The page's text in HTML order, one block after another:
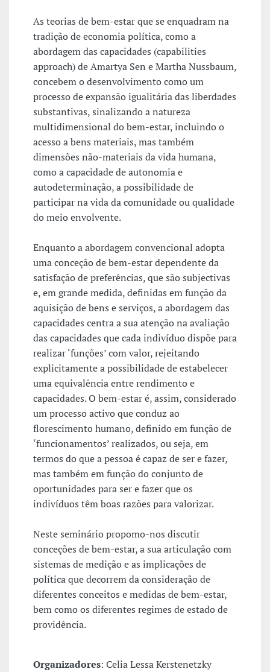
As teorias de bem-estar que se enquadram na
tradição de economia política, como a
abordagem das capacidades (capabilities
approach) de Amartya Sen e Martha Nussbaum,
concebem o desenvolvimento como um
processo de expansão igualitária das liberdades
substantivas, sinalizando a natureza
multidimensional do bem-estar, incluindo o
acesso a bens materiais, mas também
dimensões não-materiais da vida humana,
como a capacidade de autonomia e
autodeterminação, a possibilidade de
participar na vida da comunidade ou qualidade
do meio envolvente.
Enquanto a abordagem convencional adopta
uma conceção de bem-estar dependente da
satisfação de preferências, que são subjectivas
e, em grande medida, definidas em função da
aquisição de bens e serviços, a abordagem das
capacidades centra a sua atenção na avaliação
das capacidades que cada indivíduo dispõe para
realizar ‘funções’ com valor, rejeitando
explicitamente a possibilidade de estabelecer
uma equivalência entre rendimento e
capacidades. O bem-estar é, assim, considerado
um processo activo que conduz ao
florescimento humano, definido em função de
‘funcionamentos’ realizados, ou seja, em
termos do que a pessoa é capaz de ser e fazer,
mas também em função do conjunto de
oportunidades para ser e fazer que os
indivíduos têm boas razões para valorizar.
Neste seminário propomo-nos discutir
conceções de bem-estar, a sua articulação com
sistemas de medição e as implicações de
política que decorrem da consideração de
diferentes conceitos e medidas de bem-estar,
bem como os diferentes regimes de estado de
providência.
Organizadores: Celia Lessa Kerstenetzky